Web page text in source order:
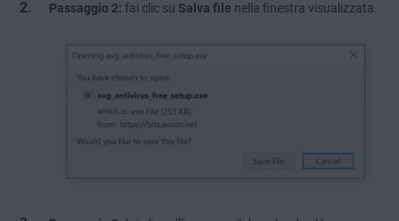
Passaggio 2: fai clic su Salva file nella finestra visualizzata.